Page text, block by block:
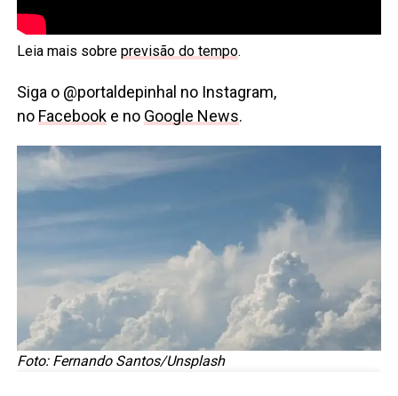
Leia mais sobre previsão do tempo.
Siga o @portaldepinhal no Instagram,
no Facebooke no Google News.
Foto: Fernando Santos/Unsplash